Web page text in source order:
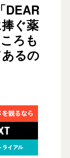
DEAR
ぐ薬
ろも
るの